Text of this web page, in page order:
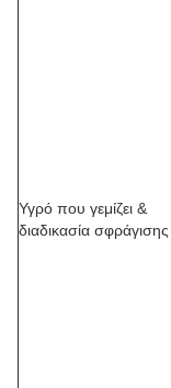
Υγρό που γεμίζει &
διαδικασία σφράγισης